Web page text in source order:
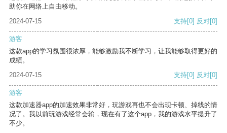
助你在网络上自由移动。
2024-07-15
支持[0] 反对[0]
游客
这款app的学习氛围很浓厚，能够激励我不断学习，让我能够取得更好的
成绩。
2024-07-15
支持[0] 反对[0]
游客
这款加速器app的加速效果非常好，玩游戏再也不会出现卡顿、掉线的情
况了。我以前玩游戏经常会输，现在有了这个app，我的游戏水平提升了
不少。